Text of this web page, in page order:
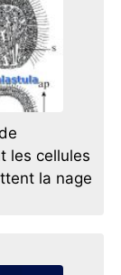
les cellules
la nage